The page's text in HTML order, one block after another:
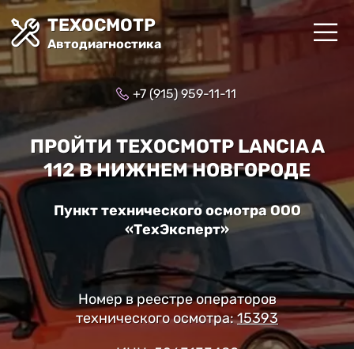
ТЕХОСМОТР
Автодиагностика
+7 (915) 959-11-11
ПРОЙТИ ТЕХОСМОТР LANCIA A
112 В НИЖНЕМ НОВГОРОДЕ
Пункт технического осмотра ООО
«ТехЭксперт»
Номер в реестре операторов
технического осмотра:15393